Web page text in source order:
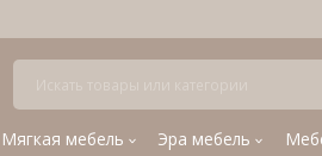
Мягкая мебель Эра мебель